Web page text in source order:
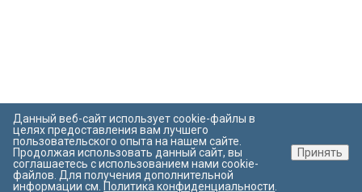
Данный веб-сайт использует cookie-файлы в
целях предоставления вам лучшего
пользовательского опыта на нашем сайте.
Продолжая использовать данный сайт, вы
соглашаетесь с использованием нами cookie-
файлов. Для получения дополнительной
информации см. Политика конфиденциальности
Принять